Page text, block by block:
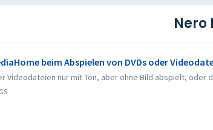
Nero
beim Abspielen von DVDs oder
Videodateien nur mit Ton, aber ohne Bild abspielt,